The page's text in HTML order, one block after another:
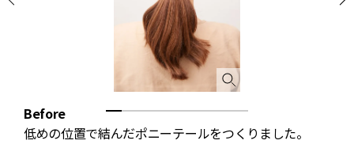
Before
低めの位置で結んだポニーテールをつくりました。